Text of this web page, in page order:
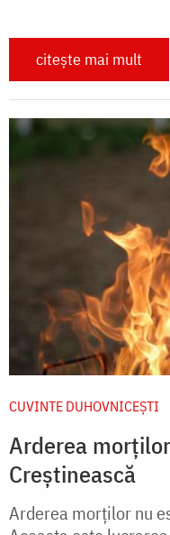
citește mai mult
CUVINTE DUHOVNICEȘTI
Arderea
Creștinească
Arderea morților nu